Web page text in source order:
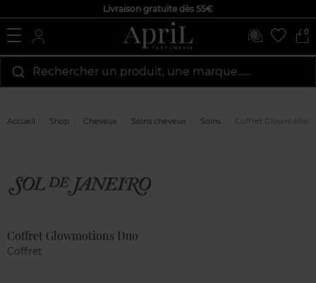
Livraison gratuite dès 55€
0
Rechercher un produit, une marque…...
Accueil Shop Cheveux Soins cheveux Soins Coffret
Coffret Glowmotions Duo
Coffret